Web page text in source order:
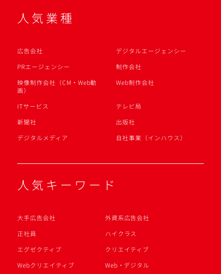
人気業種
広告会社
デジタルエージェンシー
PRエージェンシー
制作会社
映像制作会社（CM・Web動
画）
Web制作会社
ITサービス
テレビ局
新聞社
出版社
デジタルメディア
自社事業（インハウス）
人気キーワード
大手広告会社
外資系広告会社
正社員
ハイクラス
エグゼクティブ
クリエイティブ
Webクリエイティブ
Web・デジタル